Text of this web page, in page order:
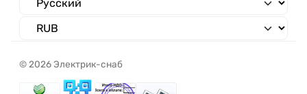
© 2026 Электрик-снаб